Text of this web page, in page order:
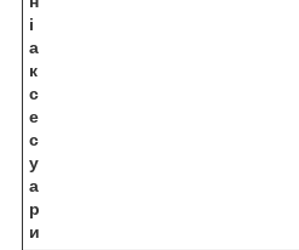
і
а
к
с
е
с
у
а
р
и